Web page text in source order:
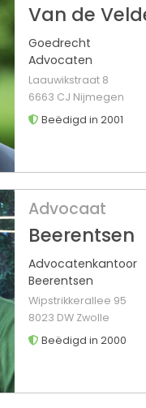
Van de
Goedrecht
Advocaten
Laauwikstraat 8
6663 CJ Nijmegen
Beëdigd in 2001
Advocaat
Beerentsen
Advocatenkantoor
Beerentsen
Wipstrikkerallee 95
8023 DW Zwolle
Beëdigd in 2000